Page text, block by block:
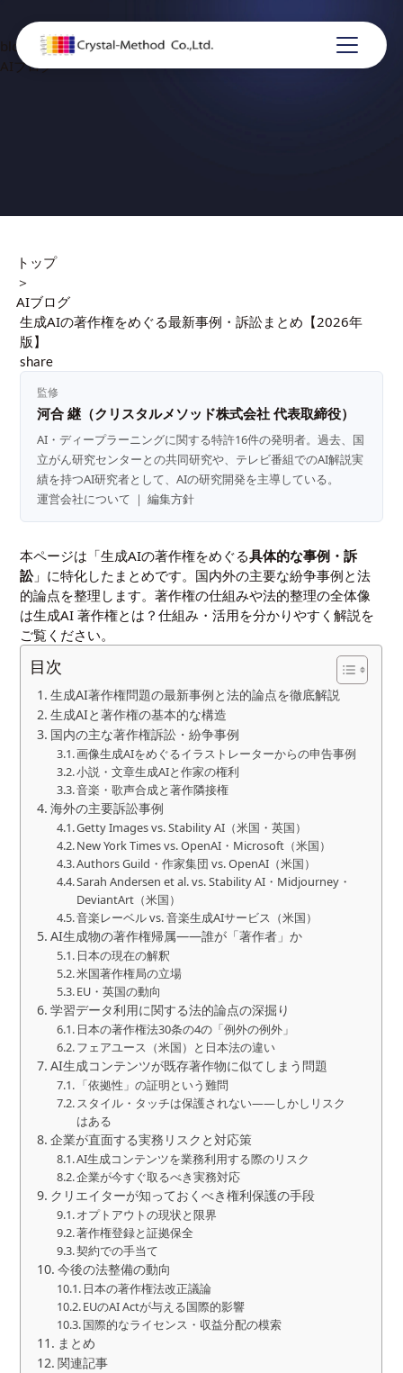
blog
AIブログ
トップ
＞
AIブログ
生成AIの著作権をめぐる最新事例・訴訟まとめ【2026年
版】
share
監修
河合 継（クリスタルメソッド株式会社 代表取締役）
AI・ディープラーニングに関する特許16件の発明者。過去、国
立がん研究センターとの共同研究や、テレビ番組でのAI解説実
績を持つAI研究者として、AIの研究開発を主導している。
運営会社について ｜編集方針
本ページは「生成AIの著作権をめぐる具体的な事例・訴
訟 」に特化したまとめです。国内外の主要な紛争事例と法
的論点を整理します。著作権の仕組みや法的整理の全体像
は生成AI 著作権とは？仕組み・活用を分かりやすく解説を
ご覧ください。
目次
生成AI著作権問題の最新事例と法的論点を徹底解説
生成AIと著作権の基本的な構造
国内の主な著作権訴訟・紛争事例
画像生成AIをめぐるイラストレーターからの申告事例
小説・文章生成AIと作家の権利
音楽・歌声合成と著作隣接権
海外の主要訴訟事例
Getty Images vs. Stability AI（米国・英国）
New York Times vs. OpenAI・Microsoft（米国）
Authors Guild・作家集団 vs. OpenAI（米国）
Sarah Andersen et al. vs. Stability AI・Midjourney・
DeviantArt（米国）
音楽レーベル vs. 音楽生成AIサービス（米国）
AI生成物の著作権帰属——誰が「著作者」か
日本の現在の解釈
米国著作権局の立場
EU・英国の動向
学習データ利用に関する法的論点の深掘り
日本の著作権法30条の4の「例外の例外」
フェアユース（米国）と日本法の違い
AI生成コンテンツが既存著作物に似てしまう問題
「依拠性」の証明という難問
スタイル・タッチは保護されない——しかしリスク
はある
企業が直面する実務リスクと対応策
AI生成コンテンツを業務利用する際のリスク
企業が今すぐ取るべき実務対応
クリエイターが知っておくべき権利保護の手段
オプトアウトの現状と限界
著作権登録と証拠保全
契約での手当て
今後の法整備の動向
日本の著作権法改正議論
EUのAI Actが与える国際的影響
国際的なライセンス・収益分配の模索
まとめ
関連記事